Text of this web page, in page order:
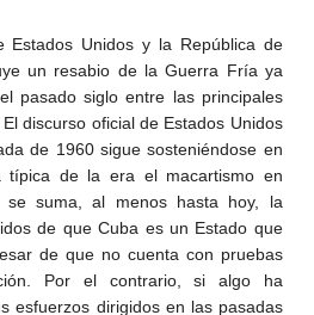
Estados Unidos y la República de
un resabio de la Guerra Fría ya
pasado siglo entre las principales
discurso oficial de Estados Unidos
de 1960 sigue sosteniéndose en
típica de la era el macartismo en
suma, al menos hasta hoy, la
de que Cuba es un Estado que
de que no cuenta con pruebas
Por el contrario, si algo ha
esfuerzos dirigidos en las pasadas